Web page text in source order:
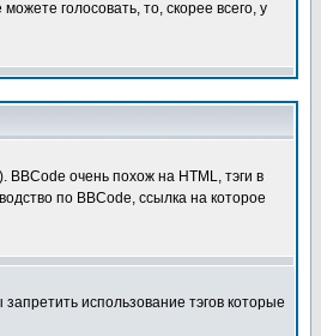
голосовать, то, скорее всего, у
очень похож на HTML, тэги в
по BBCode, ссылка на которое
запретить использование тэгов которые